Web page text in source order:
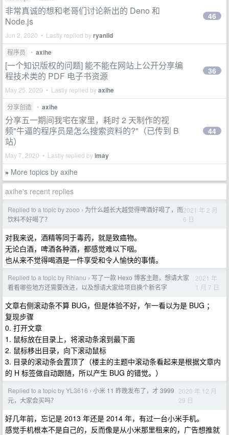
非常真诚的想和老哥们讨论新出的 Deno 和
Node.js
Jun 2, 2020 • Lastly replied byryanlid
46
程序员 • axihe
[一个知识版权的问题] 能不能在网站上公开分享编
程技术类的 PDF 电子书资源
May 25, 2020 • Lastly replied byaxihe
36
分享创造 • axihe
分享五一期间我宅在家里，耗时 2 天制作的视
频"牛逼的程序员是怎么搜索资料的?"（已传到 B
站）
May 7, 2020 • Lastly replied byimay
44
» More topics by axihe
axihe's recent replies
Replied to a topic by zooo › 为什么越长大越觉得啤酒好喝了，而
饮料不好喝了？
2021 年 2 月
6 日
对我来说，酒精等同于毒药，就是致癌物。
无论白酒，啤酒各种酒，都感觉难以下咽。
也从来不觉得喝酒是一件享受和令人愉快的事情。
Replied to a topic by Rhianu › 写了一款 Hexo 博客主题，想请大家
看看哪些地方还需要改进，以及想请大家给项目换个新名字
2021 年
1 月 7 日
文章右侧滚动条不算 BUG，但是体验不好，乍一看以为是 BUG ；
复现步骤
0. 打开文章
1. 鼠标放在目录上，将滚动条滚到最下面
2. 鼠标移出目录，向下滚动鼠标
3. 目录的滚动条会置顶了（楼主的主题中滚动条看起来是根据文章内
的 H 标签做自动跟随，所以产生 BUG 的错觉。）
Replied to a topic by YL3616 › 小米 11 昨晚发布了，才 3999
元，大家会买吗？
2020 年 12 月
29 日
好几年前，忘记是 2013 年还是 2014 年，有过一台小米手机。
感觉手机根本不是自己的，反而像是从小米那里租来的，广告想推就